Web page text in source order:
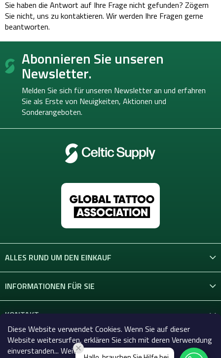
Diese Website verwendet Cookies. Wenn Sie auf dieser
Website weitersurfen, erklären Sie sich mit deren Verwendung
einverstanden... Weitere Informationen hier.
Sie haben die Antwort auf Ihre Frage nicht gefunden? Zögern
Sie nicht, uns zu kontaktieren. Wir werden Ihre Fragen gerne
beantworten.
F
ß Abonnieren Sie unseren
Newsletter.
Melden Sie sich für unseren Newsletter an und erfahren
Sie als Erste von Neuigkeiten, Aktionen und
Sonderangeboten.
ALLES RUND UM DEN EINKAUF
INFORMATIONEN FÜR SIE
KONTAKT